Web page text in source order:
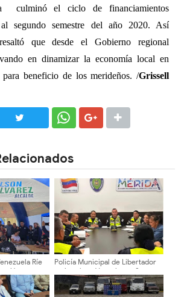
culminó el ciclo de financiamientos
al segundo semestre del año 2020. Así
que desde el Gobierno regional
en dinamizar la economía local en
para beneficio de los merideños. /Grissell
Ríe
y
municipio
Policía Municipal de Libertador
activa plan «Vacaciones Seguras
2026» en Mérida